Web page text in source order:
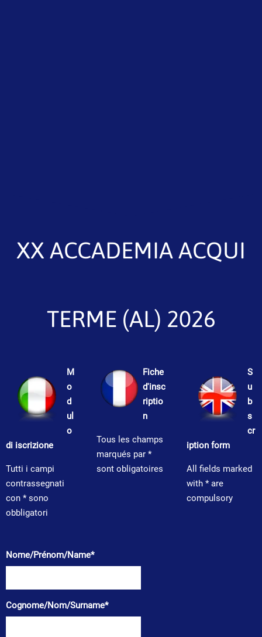
XX ACCADEMIA ACQUI
TERME (AL) 2026
M
o
d
ul
o
di iscrizione
Tutti i campi
contrassegnati
con * sono
obbligatori
Fiche
d'insc
riptio
n
Tous les champs
marqués par *
sont obligatoires
S
u
b
s
cr
iption form
All fields marked
with * are
compulsory
Nome/Prénom/Name*
Cognome/Nom/Surname*